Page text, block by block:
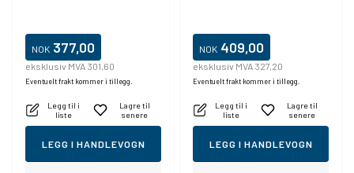
NOK 377,00
eksklusiv MVA 301,60
Eventuelt frakt kommer i tillegg.
Legg til i
liste
Lagre til
senere
LEGG I HANDLEVOGN
NOK 409,00
eksklusiv MVA 327,20
Eventuelt frakt kommer i tillegg.
Legg til i
liste
Lagre til
senere
LEGG I HANDLEVOGN